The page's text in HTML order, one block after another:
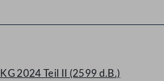
2024 Teil II (2599 d.B.)